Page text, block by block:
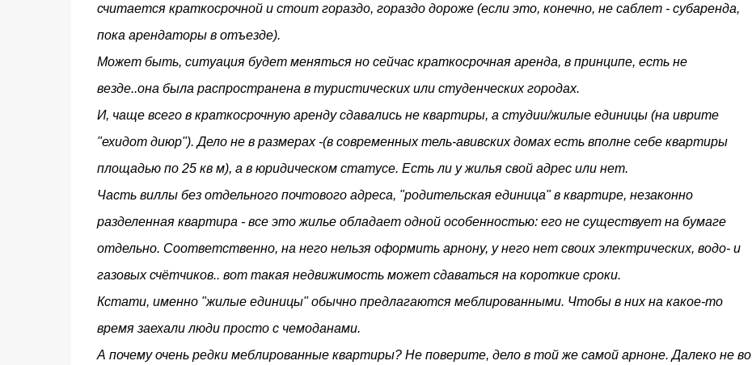
считается краткосрочной и стоит гораздо, гораздо дороже (если это, конечно, не саблет - субаренда,
пока арендаторы в отъезде).
Может быть, ситуация будет меняться но сейчас краткосрочная аренда, в принципе, есть не
везде..она была распространена в туристических или студенческих городах.
И, чаще всего в краткосрочную аренду сдавались не квартиры, а студии/жилые единицы (на иврите
"ехидот диюр"). Дело не в размерах -(в современных тель-авивских домах есть вполне себе квартиры
площадью по 25 кв м), а в юридическом статусе. Есть ли у жилья свой адрес или нет.
Часть виллы без отдельного почтового адреса, "родительская единица" в квартире, незаконно
разделенная квартира - все это жилье обладает одной особенностью: его не существует на бумаге
отдельно. Соответственно, на него нельзя оформить арнону, у него нет своих электрических, водо- и
газовых счётчиков.. вот такая недвижимость может сдаваться на короткие сроки.
Кстати, именно "жилые единицы" обычно предлагаются меблированными. Чтобы в них на какое-то
время заехали люди просто с чемоданами.
А почему очень редки меблированные квартиры? Не поверите, дело в той же самой арноне. Далеко не во